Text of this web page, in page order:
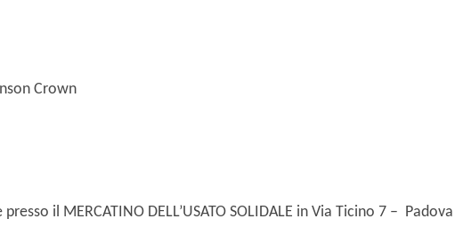
Crown
presso il MERCATINO DELL’USATO SOLIDALE in Via Ticino 7 –